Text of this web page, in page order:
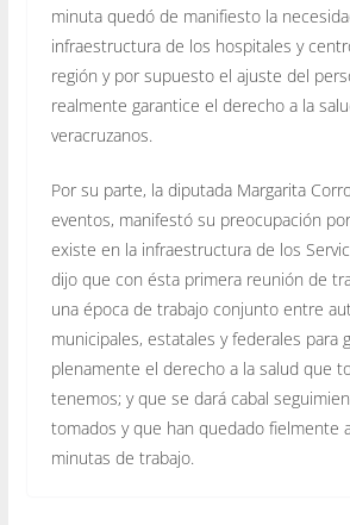
minuta quedó de manifiesto la
infraestructura de los hospitales y
región y por supuesto el ajuste del
realmente garantice el derecho a la
veracruzanos.
Por su parte, la diputada Margarita
eventos, manifestó su preocupación
existe en la infraestructura de los
dijo que con ésta primera reunión de
una época de trabajo conjunto entre
municipales, estatales y federales para
plenamente el derecho a la salud que
tenemos; y que se dará cabal
tomados y que han quedado fielmente
minutas de trabajo.